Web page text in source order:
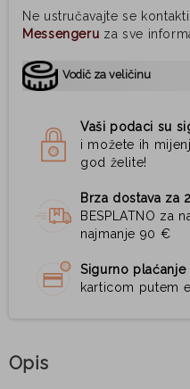
Ne ustručavajte se
Messengeru za sve
Vodič za veličinu
Vaši podaci su
i možete ih
god želite!
Brza dostava za
BESPLATNO za
najmanje 90 €
Sigurno plaćanje
karticom putem
Opis